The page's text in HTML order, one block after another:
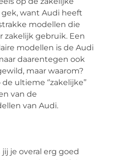
want Audi heeft
modellen die
zakelijk gebruik. Een
modellen is de Audi
daarentegen ook
maar waarom?
ultieme ‘’zakelijke’’
van de
van Audi.
je overal erg goed